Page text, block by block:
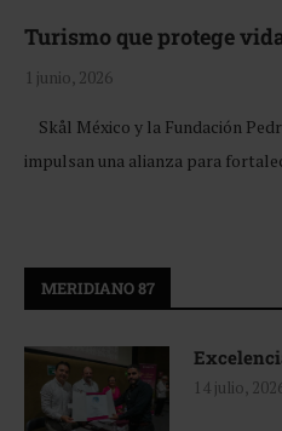
Turismo que protege
1 junio, 2026
Skål México y la Fundación
impulsan una alianza para
MERIDIANO 87
14 julio,